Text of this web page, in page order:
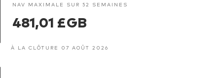
NAV MAXIMALE SUR 52 SEMAINES
481,01 £GB
À LA CLÔTURE 07 AOÛT 2026